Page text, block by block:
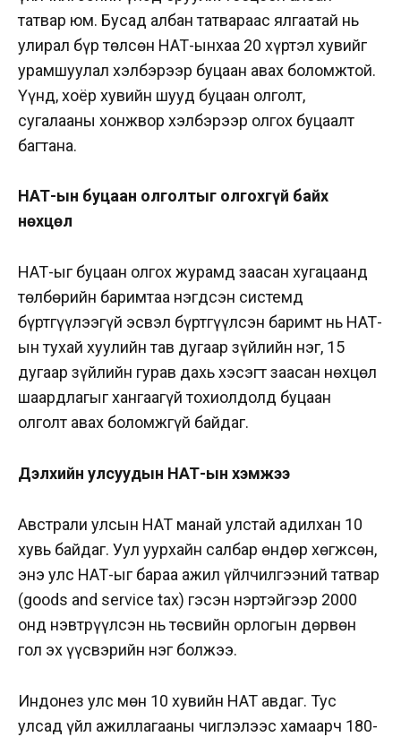
татвар юм. Бусад албан татвараас ялгаатай нь
улирал бүр төлсөн НӨАТ-ынхаа 20 хүртэл хувийг
урамшуулал хэлбэрээр буцаан авах боломжтой.
Үүнд, хоёр хувийн шууд буцаан олголт,
сугалааны хонжвор хэлбэрээр олгох буцаалт
багтана.
НӨАТ-ын буцаан олголтыг олгохгүй байх
нөхцөл
НӨАТ-ыг буцаан олгох журамд заасан хугацаанд
төлбөрийн баримтаа нэгдсэн системд
бүртгүүлээгүй эсвэл бүртгүүлсэн баримт нь НӨАТ-
ын тухай хуулийн тав дугаар зүйлийн нэг, 15
дугаар зүйлийн гурав дахь хэсэгт заасан нөхцөл
шаардлагыг хангаагүй тохиолдолд буцаан
олголт авах боломжгүй байдаг.
Дэлхийн улсуудын НӨАТ-ын хэмжээ
Австрали улсын НӨАТ манай улстай адилхан 10
хувь байдаг. Уул уурхайн салбар өндөр хөгжсөн,
энэ улс НӨАТ-ыг бараа ажил үйлчилгээний татвар
(goods and service tax) гэсэн нэртэйгээр 2000
онд нэвтрүүлсэн нь төсвийн орлогын дөрвөн
гол эх үүсвэрийн нэг болжээ.
Индонез улс мөн 10 хувийн НӨАТ авдаг. Тус
улсад үйл ажиллагааны чиглэлээс хамаарч 180-